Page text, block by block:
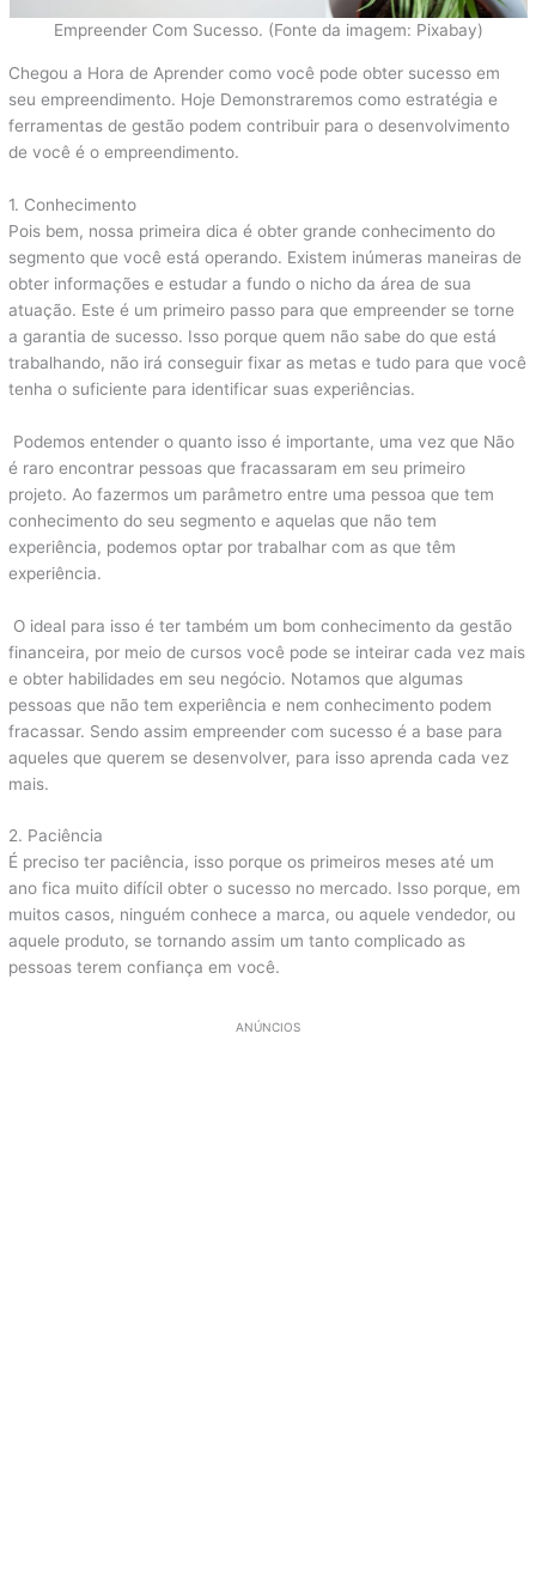
Empreender Com Sucesso. (Fonte da imagem: Pixabay)
Chegou a Hora de Aprender como você pode obter sucesso em
seu empreendimento. Hoje Demonstraremos como estratégia e
ferramentas de gestão podem contribuir para o desenvolvimento
de você é o empreendimento.
1. Conhecimento
Pois bem, nossa primeira dica é obter grande conhecimento do
segmento que você está operando. Existem inúmeras maneiras de
obter informações e estudar a fundo o nicho da área de sua
atuação. Este é um primeiro passo para que empreender se torne
a garantia de sucesso. Isso porque quem não sabe do que está
trabalhando, não irá conseguir fixar as metas e tudo para que você
tenha o suficiente para identificar suas experiências.
Podemos entender o quanto isso é importante, uma vez que Não
é raro encontrar pessoas que fracassaram em seu primeiro
projeto. Ao fazermos um parâmetro entre uma pessoa que tem
conhecimento do seu segmento e aquelas que não tem
experiência, podemos optar por trabalhar com as que têm
experiência.
O ideal para isso é ter também um bom conhecimento da gestão
financeira, por meio de cursos você pode se inteirar cada vez mais
e obter habilidades em seu negócio. Notamos que algumas
pessoas que não tem experiência e nem conhecimento podem
fracassar. Sendo assim empreender com sucesso é a base para
aqueles que querem se desenvolver, para isso aprenda cada vez
mais.
2. Paciência
É preciso ter paciência, isso porque os primeiros meses até um
ano fica muito difícil obter o sucesso no mercado. Isso porque, em
muitos casos, ninguém conhece a marca, ou aquele vendedor, ou
aquele produto, se tornando assim um tanto complicado as
pessoas terem confiança em você.
ANÚNCIOS